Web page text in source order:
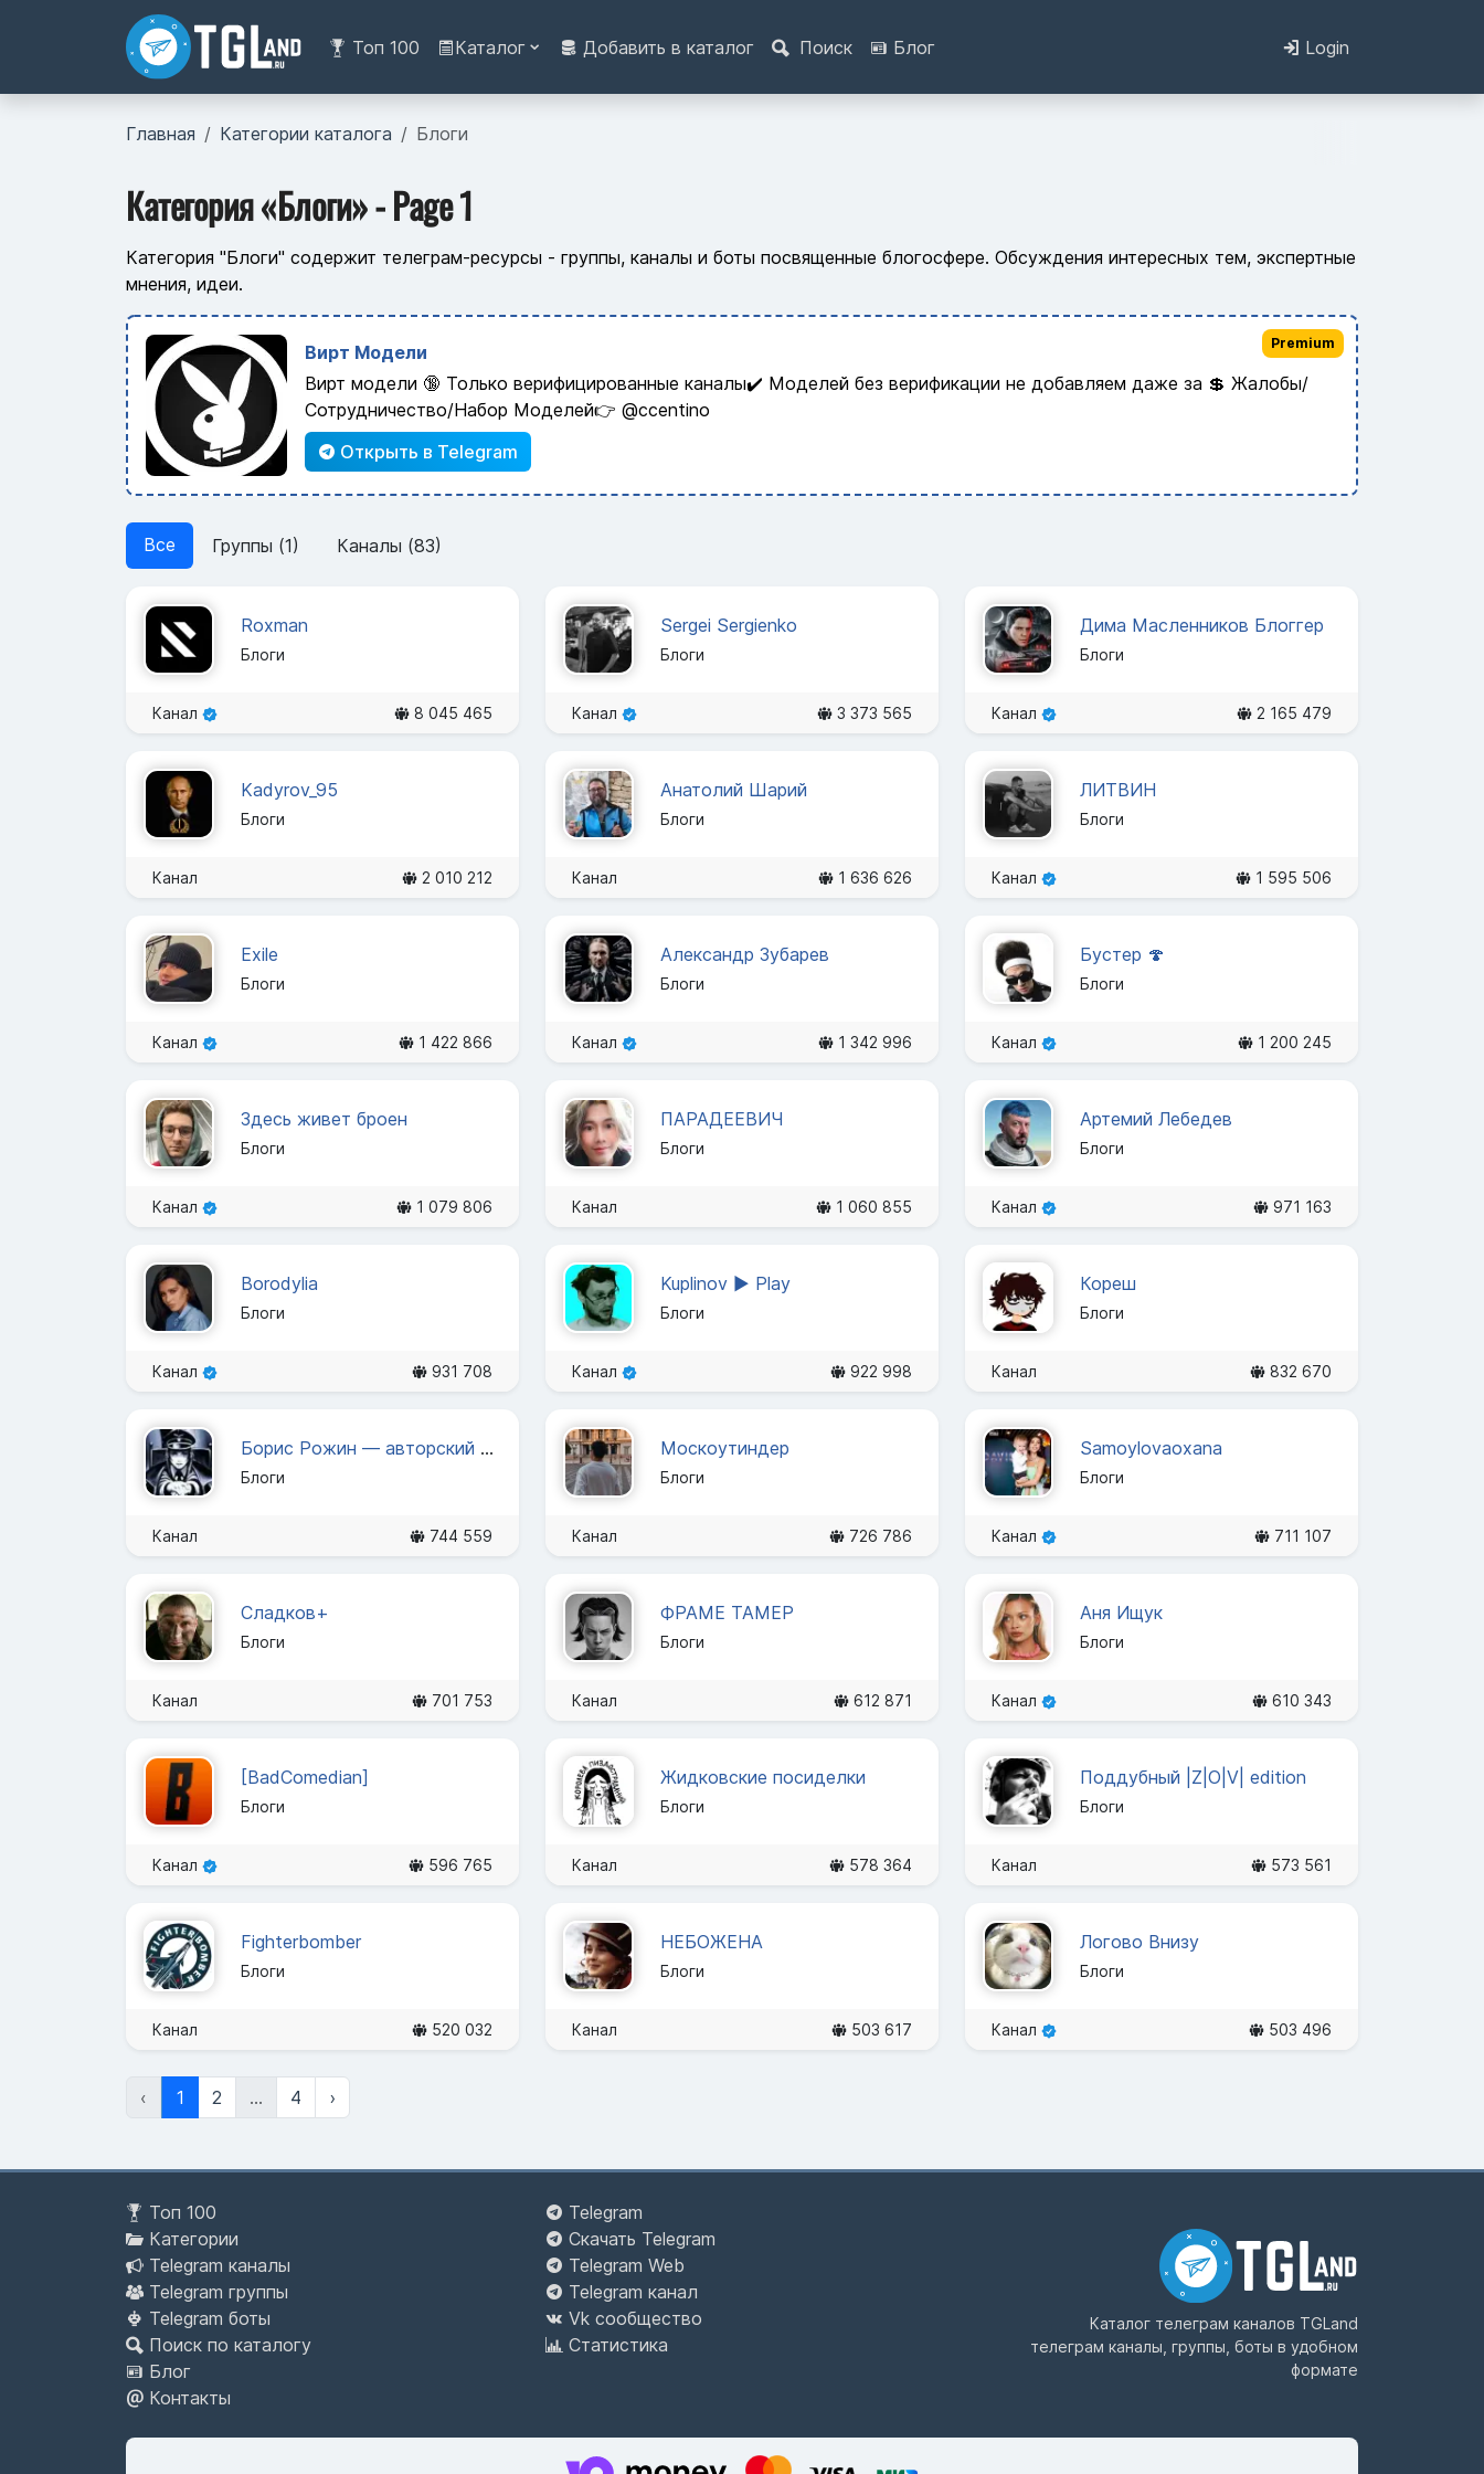
Топ 100 Каталог Добавить в каталог Поиск Блог Login
Главная Категории каталога Блоги
Категория «Блоги» - Page 1
Категория "Блоги" содержит телеграм-ресурсы - группы, каналы и боты посвященные блогосфере. Обсуждения интересных тем, экспертные
мнения, идеи.
Вирт Модели
Вирт модели 🔞 Только верифицированные каналы✔️ Моделей без верификации не добавляем даже за 💲 Жалобы/
Сотрудничество/Набор Моделей👉 @ccentino
Открыть в Telegram
Premium
Все Группы (1) Каналы (83)
Roxman
Блоги
Канал 8 045 465
Sergei Sergienko
Блоги
Канал 3 373 565
Дима Масленников Блоггер
Блоги
Канал 2 165 479
Kadyrov_95
Блоги
Канал 2 010 212
Анатолий Шарий
Блоги
Канал 1 636 626
ЛИТВИН
Блоги
Канал 1 595 506
Exile
Блоги
Канал 1 422 866
Александр Зубарев
Блоги
Канал 1 342 996
Бустер 🍄
Блоги
Канал 1 200 245
Здесь живет броен
Блоги
Канал 1 079 806
ПАРАДЕЕВИЧ
Блоги
Канал 1 060 855
Артемий Лебедев
Блоги
Канал 971 163
Borodylia
Блоги
Канал 931 708
Kuplinov ► Play
Блоги
Канал 922 998
Кореш
Блоги
Канал 832 670
Борис Рожин — авторский канал
Блоги
Канал 744 559
Москоутиндер
Блоги
Канал 726 786
Samoylovaoxana
Блоги
Канал 711 107
Сладков+
Блоги
Канал 701 753
ФРАМЕ ТАМЕР
Блоги
Канал 612 871
Аня Ищук
Блоги
Канал 610 343
[BadComedian]
Блоги
Канал 596 765
Жидковские посиделки
Блоги
Канал 578 364
Поддубный |Z|О|V| edition
Блоги
Канал 573 561
Fighterbomber
Блоги
Канал 520 032
НЕБОЖЕНА
Блоги
Канал 503 617
Логово Внизу
Блоги
Канал 503 496
‹ 1 2 ... 4 ›
Топ 100
Категории
Telegram каналы
Telegram группы
Telegram боты
Поиск по каталогу
Блог
Контакты
Telegram
Скачать Telegram
Telegram Web
Telegram канал
Vk сообщество
Статистика
Каталог телеграм каналов TGLand
телеграм каналы, группы, боты в удобном
формате